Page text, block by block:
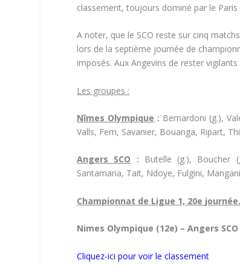
classement, toujours dominé par le Paris
A noter, que le SCO reste sur cinq
lors de la septième journée de
imposés. Aux Angevins de rester
Les groupes :
Nîmes Olympique : Bernardoni (g.),
Valls, Ferri, Savanier, Bouanga, Ripart,
Angers SCO :
Butelle (g.), Boucher
Santamaria, Tait, Ndoye, Fulgini,
Championnat de Ligue 1, 20e journée.
Nimes Olympique (12e) – Angers SCO
Cliquez-ici pour voir le classement